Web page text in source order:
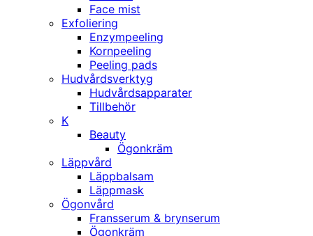
Face mist
Exfoliering
Enzympeeling
Kornpeeling
Peeling pads
Hudvårdsverktyg
Hudvårdsapparater
Tillbehör
K
Beauty
Ögonkräm
Läppvård
Läppbalsam
Läppmask
Ögonvård
Fransserum & brynserum
Ögonkräm